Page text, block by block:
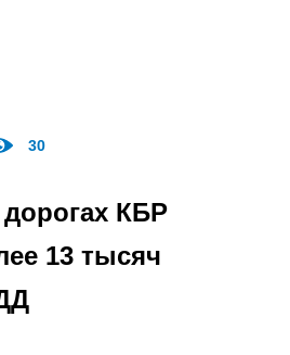
30
КБР
13 тысяч